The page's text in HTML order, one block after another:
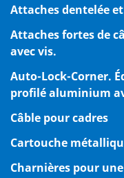
Attaches dentelée
Attaches fortes de
avec vis.
Auto-Lock-Corner.
profilé aluminium
Câble pour cadres
Cartouche
Charnières pour